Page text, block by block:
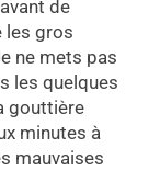
de
les gros
ne mets pas
les quelques
gouttière
minutes à
mauvaises